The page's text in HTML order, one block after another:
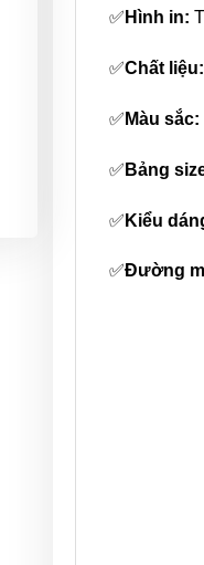
✅ Hình in:
✅Chất liệu:
✅ Màu sắc:
✅ Bảng
✅ Kiểu
✅Đường